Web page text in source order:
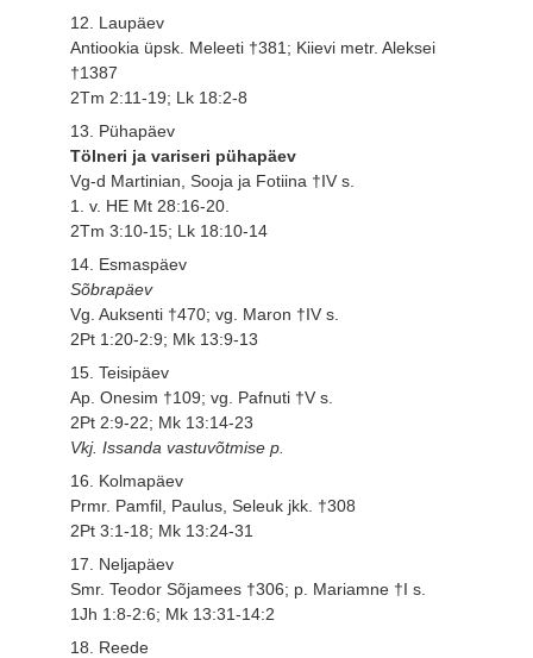
12. Laupäev
Antiookia üpsk. Meleeti †381; Kiievi metr. Aleksei
†1387
2Tm 2:11-19; Lk 18:2-8
13. Pühapäev
Tölneri ja variseri pühapäev
Vg-d Martinian, Sooja ja Fotiina †IV s.
1. v. HE Mt 28:16-20.
2Tm 3:10-15; Lk 18:10-14
14. Esmaspäev
Sõbrapäev
Vg. Auksenti †470; vg. Maron †IV s.
2Pt 1:20-2:9; Mk 13:9-13
15. Teisipäev
Ap. Onesim †109; vg. Pafnuti †V s.
2Pt 2:9-22; Mk 13:14-23
Vkj. Issanda vastuvõtmise p.
16. Kolmapäev
Prmr. Pamfil, Paulus, Seleuk jkk. †308
2Pt 3:1-18; Mk 13:24-31
17. Neljapäev
Smr. Teodor Sõjamees †306; p. Mariamne †I s.
1Jh 1:8-2:6; Mk 13:31-14:2
18. Reede